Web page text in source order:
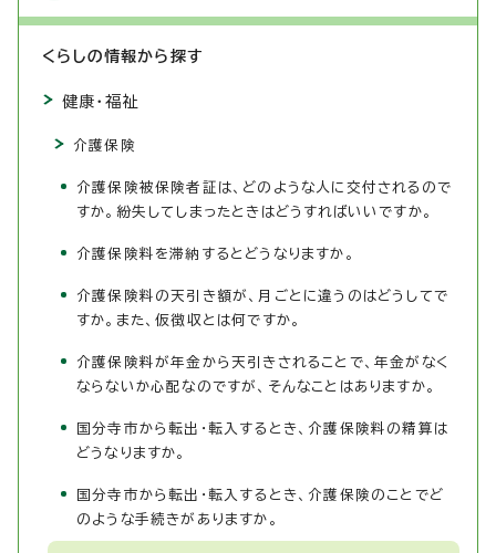
くらしの情報から探す
健康・福祉
介護保険
介護保険被保険者証は、どのような人に交付されるので
すか。紛失してしまったときはどうすればいいですか。
介護保険料を滞納するとどうなりますか。
介護保険料の天引き額が、月ごとに違うのはどうしてで
すか。また、仮徴収とは何ですか。
介護保険料が年金から天引きされることで、年金がなく
ならないか心配なのですが、そんなことはありますか。
国分寺市から転出・転入するとき、介護保険料の精算は
どうなりますか。
国分寺市から転出・転入するとき、介護保険のことでど
のような手続きがありますか。